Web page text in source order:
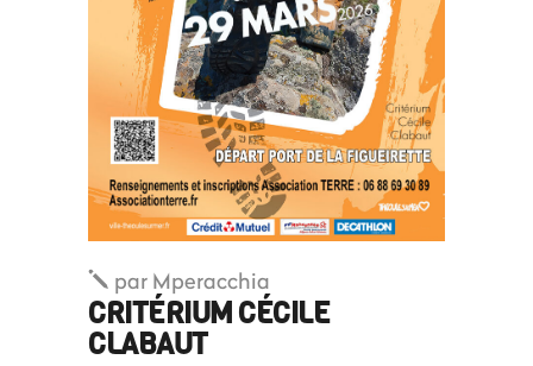
par Mperacchia
CRITÉRIUM CÉCILE
CLABAUT